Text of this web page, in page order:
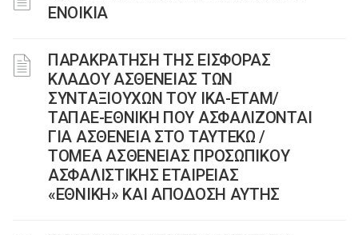
ΕΝΟΙΚΙΑ
ΠΑΡΑΚΡΑΤΗΣΗ ΤΗΣ ΕΙΣΦΟΡΑΣ
ΚΛΑΔΟΥ ΑΣΘΕΝΕΙΑΣ ΤΩΝ
ΣΥΝΤΑΞΙΟΥΧΩΝ ΤΟΥ ΙΚΑ-ΕΤΑΜ/
ΤΑΠΑΕ-ΕΘΝΙΚΗ ΠΟΥ ΑΣΦΑΛΙΖΟΝΤΑΙ
ΓΙΑ ΑΣΘΕΝΕΙΑ ΣΤΟ ΤΑΥΤΕΚΩ /
ΤΟΜΕΑ ΑΣΘΕΝΕΙΑΣ ΠΡΟΣΩΠΙΚΟΥ
ΑΣΦΑΛΙΣΤΙΚΗΣ ΕΤΑΙΡΕΙΑΣ
«ΕΘΝΙΚΗ» ΚΑΙ ΑΠΟΔΟΣΗ ΑΥΤΗΣ